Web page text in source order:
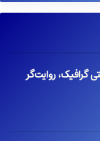
گرافیک، روایت‌گر